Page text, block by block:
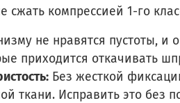
сжать компрессией 1-го
не нравятся пустоты, и
приходится откачивать
Без жесткой
ткани. Исправить это без